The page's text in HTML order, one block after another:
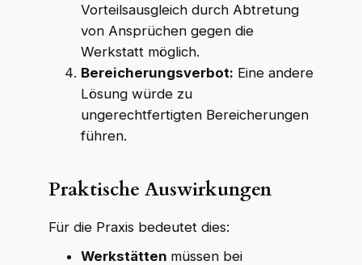
Vorteilsausgleich durch Abtretung
von Ansprüchen gegen die
Werkstatt möglich.
Bereicherungsverbot: Eine andere
Lösung würde zu
ungerechtfertigten Bereicherungen
führen.
Praktische Auswirkungen
Für die Praxis bedeutet dies:
Werkstätten müssen bei